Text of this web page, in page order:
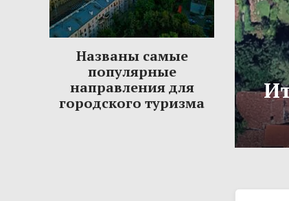
Названы самые
популярные
направления для
городского туризма